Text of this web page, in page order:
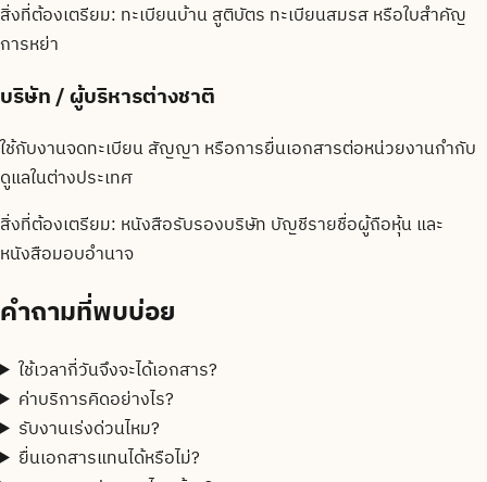
สิ่งที่ต้องเตรียม: ทะเบียนบ้าน สูติบัตร ทะเบียนสมรส หรือใบสำคัญ
การหย่า
บริษัท / ผู้บริหารต่างชาติ
ใช้กับงานจดทะเบียน สัญญา หรือการยื่นเอกสารต่อหน่วยงานกำกับ
ดูแลในต่างประเทศ
สิ่งที่ต้องเตรียม: หนังสือรับรองบริษัท บัญชีรายชื่อผู้ถือหุ้น และ
หนังสือมอบอำนาจ
คำถามที่พบบ่อย
ใช้เวลากี่วันจึงจะได้เอกสาร?
ค่าบริการคิดอย่างไร?
รับงานเร่งด่วนไหม?
ยื่นเอกสารแทนได้หรือไม่?